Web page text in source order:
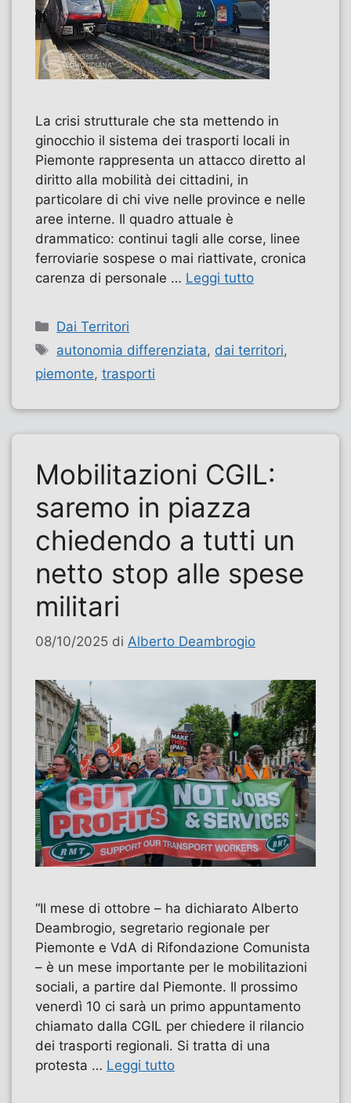
La crisi strutturale che sta mettendo in
ginocchio il sistema dei trasporti locali in
Piemonte rappresenta un attacco diretto al
diritto alla mobilità dei cittadini, in
particolare di chi vive nelle province e nelle
aree interne. Il quadro attuale è
drammatico: continui tagli alle corse, linee
ferroviarie sospese o mai riattivate, cronica
carenza di personale … Leggi tutto
Categorie
Dai Territori
Tag
autonomia differenziata, dai territori,
piemonte, trasporti
Mobilitazioni CGIL:
saremo in piazza
chiedendo a tutti un
netto stop alle spese
militari
08/10/2025 di Alberto Deambrogio
“Il mese di ottobre – ha dichiarato Alberto
Deambrogio, segretario regionale per
Piemonte e VdA di Rifondazione Comunista
– è un mese importante per le mobilitazioni
sociali, a partire dal Piemonte. Il prossimo
venerdì 10 ci sarà un primo appuntamento
chiamato dalla CGIL per chiedere il rilancio
dei trasporti regionali. Si tratta di una
protesta … Leggi tutto